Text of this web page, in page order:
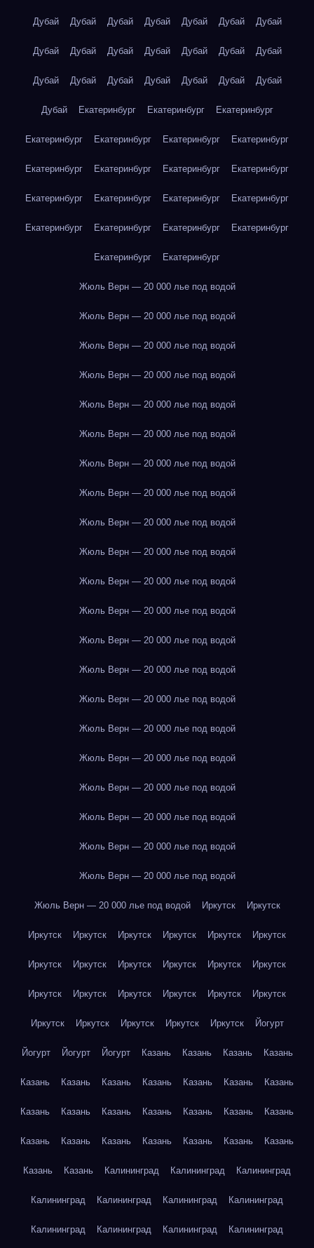
Дубай Дубай Дубай Дубай Дубай Дубай Дубай
Дубай Дубай Дубай Дубай Дубай Дубай Дубай
Дубай Дубай Дубай Дубай Дубай Дубай Дубай
Дубай Екатеринбург Екатеринбург Екатеринбург
Екатеринбург Екатеринбург Екатеринбург Екатеринбург
Екатеринбург Екатеринбург Екатеринбург Екатеринбург
Екатеринбург Екатеринбург Екатеринбург Екатеринбург
Екатеринбург Екатеринбург Екатеринбург Екатеринбург
Екатеринбург Екатеринбург
Жюль Верн — 20 000 лье под водой
Жюль Верн — 20 000 лье под водой
Жюль Верн — 20 000 лье под водой
Жюль Верн — 20 000 лье под водой
Жюль Верн — 20 000 лье под водой
Жюль Верн — 20 000 лье под водой
Жюль Верн — 20 000 лье под водой
Жюль Верн — 20 000 лье под водой
Жюль Верн — 20 000 лье под водой
Жюль Верн — 20 000 лье под водой
Жюль Верн — 20 000 лье под водой
Жюль Верн — 20 000 лье под водой
Жюль Верн — 20 000 лье под водой
Жюль Верн — 20 000 лье под водой
Жюль Верн — 20 000 лье под водой
Жюль Верн — 20 000 лье под водой
Жюль Верн — 20 000 лье под водой
Жюль Верн — 20 000 лье под водой
Жюль Верн — 20 000 лье под водой
Жюль Верн — 20 000 лье под водой
Жюль Верн — 20 000 лье под водой
Жюль Верн — 20 000 лье под водой Иркутск Иркутск
Иркутск Иркутск Иркутск Иркутск Иркутск Иркутск
Иркутск Иркутск Иркутск Иркутск Иркутск Иркутск
Иркутск Иркутск Иркутск Иркутск Иркутск Иркутск
Иркутск Иркутск Иркутск Иркутск Иркутск Йогурт
Йогурт Йогурт Йогурт Казань Казань Казань Казань
Казань Казань Казань Казань Казань Казань Казань
Казань Казань Казань Казань Казань Казань Казань
Казань Казань Казань Казань Казань Казань Казань
Казань Казань Калининград Калининград Калининград
Калининград Калининград Калининград Калининград
Калининград Калининград Калининград Калининград